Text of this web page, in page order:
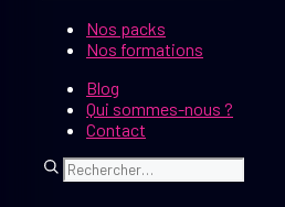
Nos packs
Nos formations
Blog
Qui sommes-nous ?
Contact
Rechercher